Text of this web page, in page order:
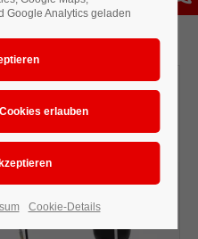
Wagner Cobra
Spritzgerät
Google Analytics geladen
Cookie-Details